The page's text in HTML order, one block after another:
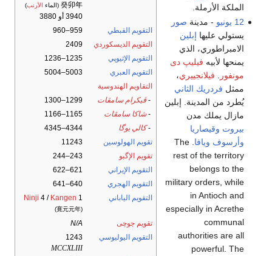
癸卯年 (الماء الأرنب)
3940 أو 3880
التقويم القبطي
959–960
التقويم الديسكوردي
2409
التقويم الإثيوپي
1235–1236
التقويم العبري
5003–5004
التقاويم الهندوسية
- ڤيكرام سامڤات
1299–1300
-شاكا سامڤات
1165–1166
-كالي يوگا
4344–4345
تقويم الهولوسين
11243
تقويم الإگبو
243–244
التقويم الإيراني
621–622
التقويم الهجري
640–641
التقويم الياباني
Ninji 4 / Kangen 1
(寛元元年)
تقويم جوچى
N/A
التقويم اليوليوسي
1243
MCCXLIII
الملكة الأرملة.
12 يونيو
- مدينة صور
يستولي عليها إبلين
الامبراطوري، الذي
يمنحها لأبيه فيليپ دى
مونفور
فيلانجييري،
ممثل فردريك الثاني
يُطرد من المدينة. إبلين
مازال يملك مدن
بيروت وقيصاريا
وأرسوف ويافا . The
rest of the territory
belongs to the
military orders, while
in Antioch and
especially in Acrethe
communal
authorities are all
powerful. The